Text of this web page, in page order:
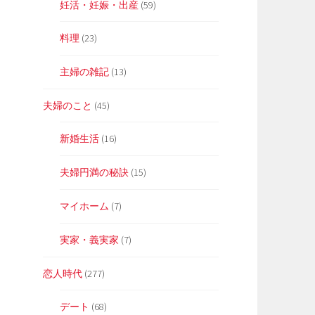
妊活・妊娠・出産 (59)
料理 (23)
主婦の雑記 (13)
夫婦のこと (45)
新婚生活 (16)
夫婦円満の秘訣 (15)
マイホーム (7)
実家・義実家 (7)
恋人時代 (277)
デート (68)